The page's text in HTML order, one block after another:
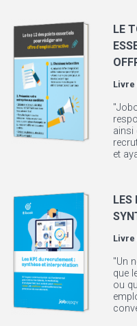
LE
Livre
ainsi
et
LES
Livre
"Un
que
ou